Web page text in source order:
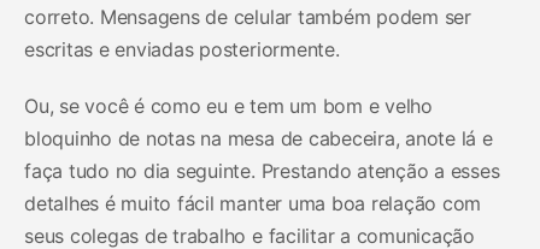
correto. Mensagens de celular também podem ser
escritas e enviadas posteriormente.
Ou, se você é como eu e tem um bom e velho
bloquinho de notas na mesa de cabeceira, anote lá e
faça tudo no dia seguinte. Prestando atenção a esses
detalhes é muito fácil manter uma boa relação com
seus colegas de trabalho e facilitar a comunicação